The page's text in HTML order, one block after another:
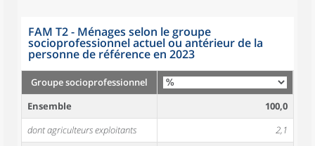
FAM T2 - Ménages selon le groupe
socioprofessionnel actuel ou antérieur de la
personne de référence en 2023
Groupe socioprofessionnel
Ensemble
100,0
dont agriculteurs exploitants
2,1